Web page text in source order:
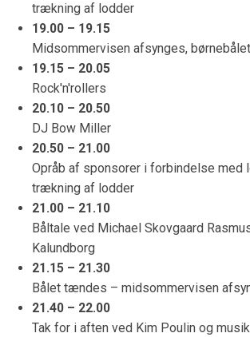
trækning af lodder
19.00 – 19.15
Midsommervisen afsynges,
19.15 – 20.05
Rock'n'rollers
20.10 – 20.50
DJ Bow Miller
20.50 – 21.00
Opråb af sponsorer i forbindelse med
trækning af lodder
21.00 – 21.10
Båltale ved Michael Skovgaard
Kalundborg
21.15 – 21.30
Bålet tændes – midsommervisen
21.40 – 22.00
Tak for i aften ved Kim Poulin og